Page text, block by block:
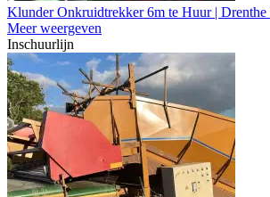
Klunder Onkruidtrekker 6m te Huur |
Meer weergeven
Inschuurlijn